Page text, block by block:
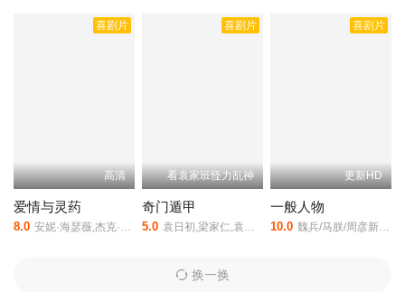
雄展开生死对决，惊天冒险一触即发，生死爱恋一步之遥，一步之
喜剧片
高清
爱情与灵药
8.0 安妮·海瑟薇,杰克·吉伦哈尔,朱迪·格雷尔,汉克·阿扎利亚,乔什·加
喜剧片
看袁家班怪力乱神
奇门遁甲
5.0 袁日初,梁家仁,袁祥仁,袁振洋,高雄
喜剧片
更新HD
一般人物
10.0 魏兵/马朕/周彦新/刘尚奎
换一换